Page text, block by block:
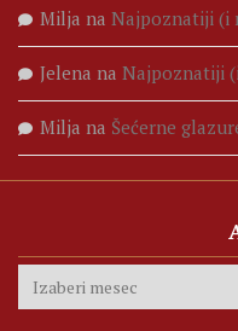
Milja na Najpoznatiji (i
Jelena na Najpoznatiji
Milja na Šećerne
Arhive